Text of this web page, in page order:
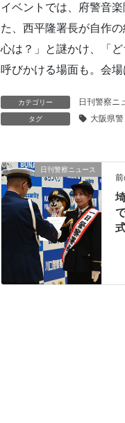
イベントでは、府警音
た、西平隆署長が自作
心は？」と謎かけ、「
呼びかける場面も。会場
カテゴリー 日刊警察ニ
タグ 大阪県警
日刊警察ニュース